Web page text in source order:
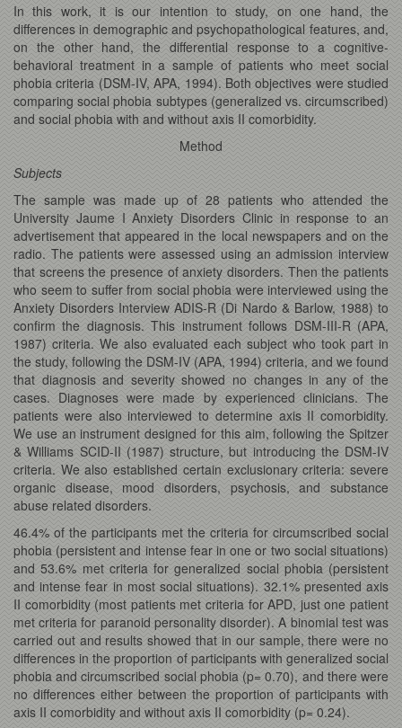
In this work, it is our intention to study, on one hand, the
differences in demographic and psychopathological features, and,
on the other hand, the differential response to a cognitive-
behavioral treatment in a sample of patients who meet social
phobia criteria (DSM-IV, APA, 1994). Both objectives were studied
comparing social phobia subtypes (generalized vs. circumscribed)
and social phobia with and without axis II comorbidity.
Method
Subjects
The sample was made up of 28 patients who attended the
University Jaume I Anxiety Disorders Clinic in response to an
advertisement that appeared in the local newspapers and on the
radio. The patients were assessed using an admission interview
that screens the presence of anxiety disorders. Then the patients
who seem to suffer from social phobia were interviewed using the
Anxiety Disorders Interview ADIS-R (Di Nardo & Barlow, 1988) to
confirm the diagnosis. This instrument follows DSM-III-R (APA,
1987) criteria. We also evaluated each subject who took part in
the study, following the DSM-IV (APA, 1994) criteria, and we found
that diagnosis and severity showed no changes in any of the
cases. Diagnoses were made by experienced clinicians. The
patients were also interviewed to determine axis II comorbidity.
We use an instrument designed for this aim, following the Spitzer
& Williams SCID-II (1987) structure, but introducing the DSM-IV
criteria. We also established certain exclusionary criteria: severe
organic disease, mood disorders, psychosis, and substance
abuse related disorders.
46.4% of the participants met the criteria for circumscribed social
phobia (persistent and intense fear in one or two social situations)
and 53.6% met criteria for generalized social phobia (persistent
and intense fear in most social situations). 32.1% presented axis
II comorbidity (most patients met criteria for APD, just one patient
met criteria for paranoid personality disorder). A binomial test was
carried out and results showed that in our sample, there were no
differences in the proportion of participants with generalized social
phobia and circumscribed social phobia (p= 0.70), and there were
no differences either between the proportion of participants with
axis II comorbidity and without axis II comorbidity (p= 0.24).